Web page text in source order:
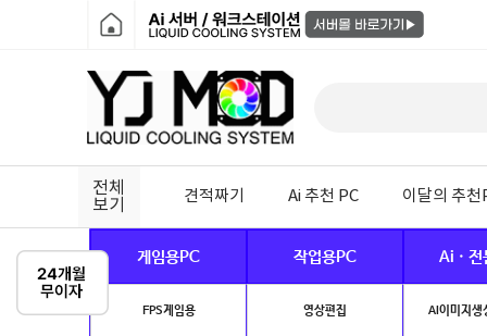
전체
보기
견적짜기 Ai 추천 PC 이달의 추천
게임용PC 작업용PC Ai · 전
FPS게임용 영상편집 AI이미지생